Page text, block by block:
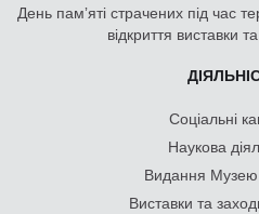
День памʼяті страчених під час
відкриття виставки
Соціальні
Наукова
Видання
Виставки та